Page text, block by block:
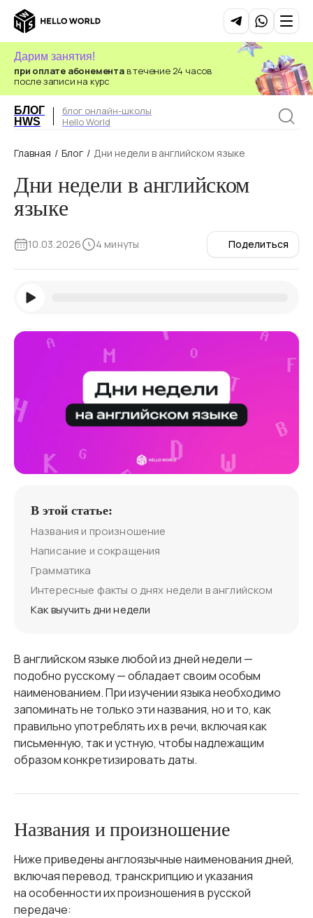
при оплате абонементав течение 24 часов
после записи на курс
Дарим занятия!
БЛОГ
HWS
блог онлайн-школы
Hello World
Главная / Блог / Дни недели в английском языке
Дни недели в английском
языке
10.03.2026 4 минуты Поделиться
В этой статье:
Названия и произношение
Написание и сокращения
Грамматика
Интересные факты о днях недели в английском
Как выучить дни недели
В английском языке любой из дней недели —
подобно русскому — обладает своим особым
наименованием. При изучении языка необходимо
запоминать не только эти названия, но и то, как
правильно употреблять их в речи, включая как
письменную, так и устную, чтобы надлежащим
образом конкретизировать даты.
Названия и произношение
Ниже приведены англоязычные наименования дней,
включая перевод, транскрипцию и указания
на особенности их произношения в русской
передаче: